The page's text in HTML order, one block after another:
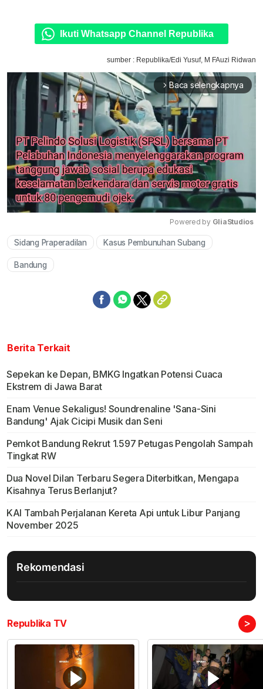
Ikuti Whatsapp Channel Republika
sumber : Republika/Edi Yusuf, M FAuzi Ridwan
arrow_forward_ios Baca selengkapnya
Powered by GliaStudios
Sidang Praperadilan Kasus Pembunuhan Subang
Bandung
Berita Terkait
Sepekan ke Depan, BMKG Ingatkan Potensi Cuaca
Ekstrem di Jawa Barat
Enam Venue Sekaligus! Soundrenaline 'Sana-Sini
Bandung' Ajak Cicipi Musik dan Seni
Pemkot Bandung Rekrut 1.597 Petugas Pengolah Sampah
Tingkat RW
Dua Novel Dilan Terbaru Segera Diterbitkan, Mengapa
Kisahnya Terus Berlanjut?
KAI Tambah Perjalanan Kereta Api untuk Libur Panjang
November 2025
Rekomendasi
Republika TV >